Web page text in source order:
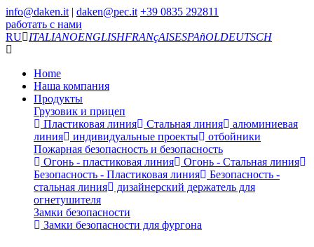
info@daken.it | daken@pec.it +39 0835 292811
работать с нами
RU
ITALIANOENGLISHFRANçAISESPAñOLDEUTSCH
Home
Наша компания
Продукты
Грузовик и прицеп
Пластиковая линия
Стальная линия
алюминиевая
линия
индивидуальные проекты
отбойники
Пожарная безопасность и безопасность
Огонь - пластиковая линия
Огонь - Стальная линия
Безопасность - Пластиковая линия
Безопасность -
стальная линия
дизайнерский держатель для
огнетушителя
Замки безопасности
Замки безопасности для фургона